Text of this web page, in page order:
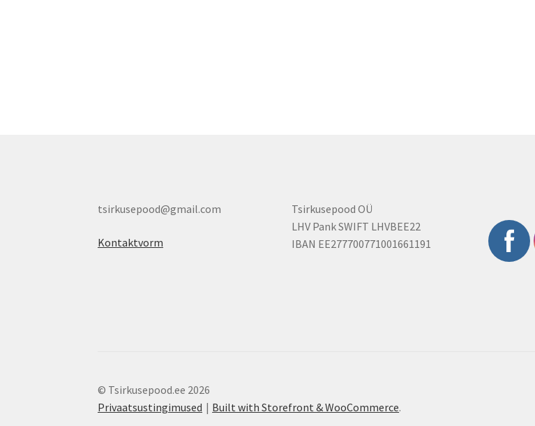
tsirkusepood@gmail.com
Kontaktvorm
Tsirkusepood OÜ
LHV Pank SWIFT LHVBEE22
IBAN EE277700771001661191
© Tsirkusepood.ee 2026
Privaatsustingimused
Built with Storefront & WooCommerce.